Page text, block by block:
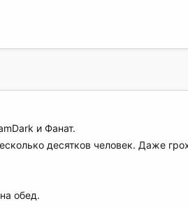
и Фанат.
десятков человек. Даже
обед.